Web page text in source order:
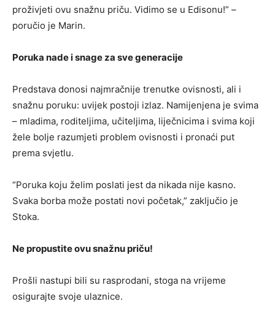
proživjeti ovu snažnu priču. Vidimo se u Edisonu!” –
poručio je Marin.
Poruka nade i snage za sve generacije
Predstava donosi najmračnije trenutke ovisnosti, ali i
snažnu poruku: uvijek postoji izlaz. Namijenjena je svima
– mladima, roditeljima, učiteljima, liječnicima i svima koji
žele bolje razumjeti problem ovisnosti i pronaći put
prema svjetlu.
“Poruka koju želim poslati jest da nikada nije kasno.
Svaka borba može postati novi početak,” zaključio je
Stoka.
Ne propustite ovu snažnu priču!
Prošli nastupi bili su rasprodani, stoga na vrijeme
osigurajte svoje ulaznice.